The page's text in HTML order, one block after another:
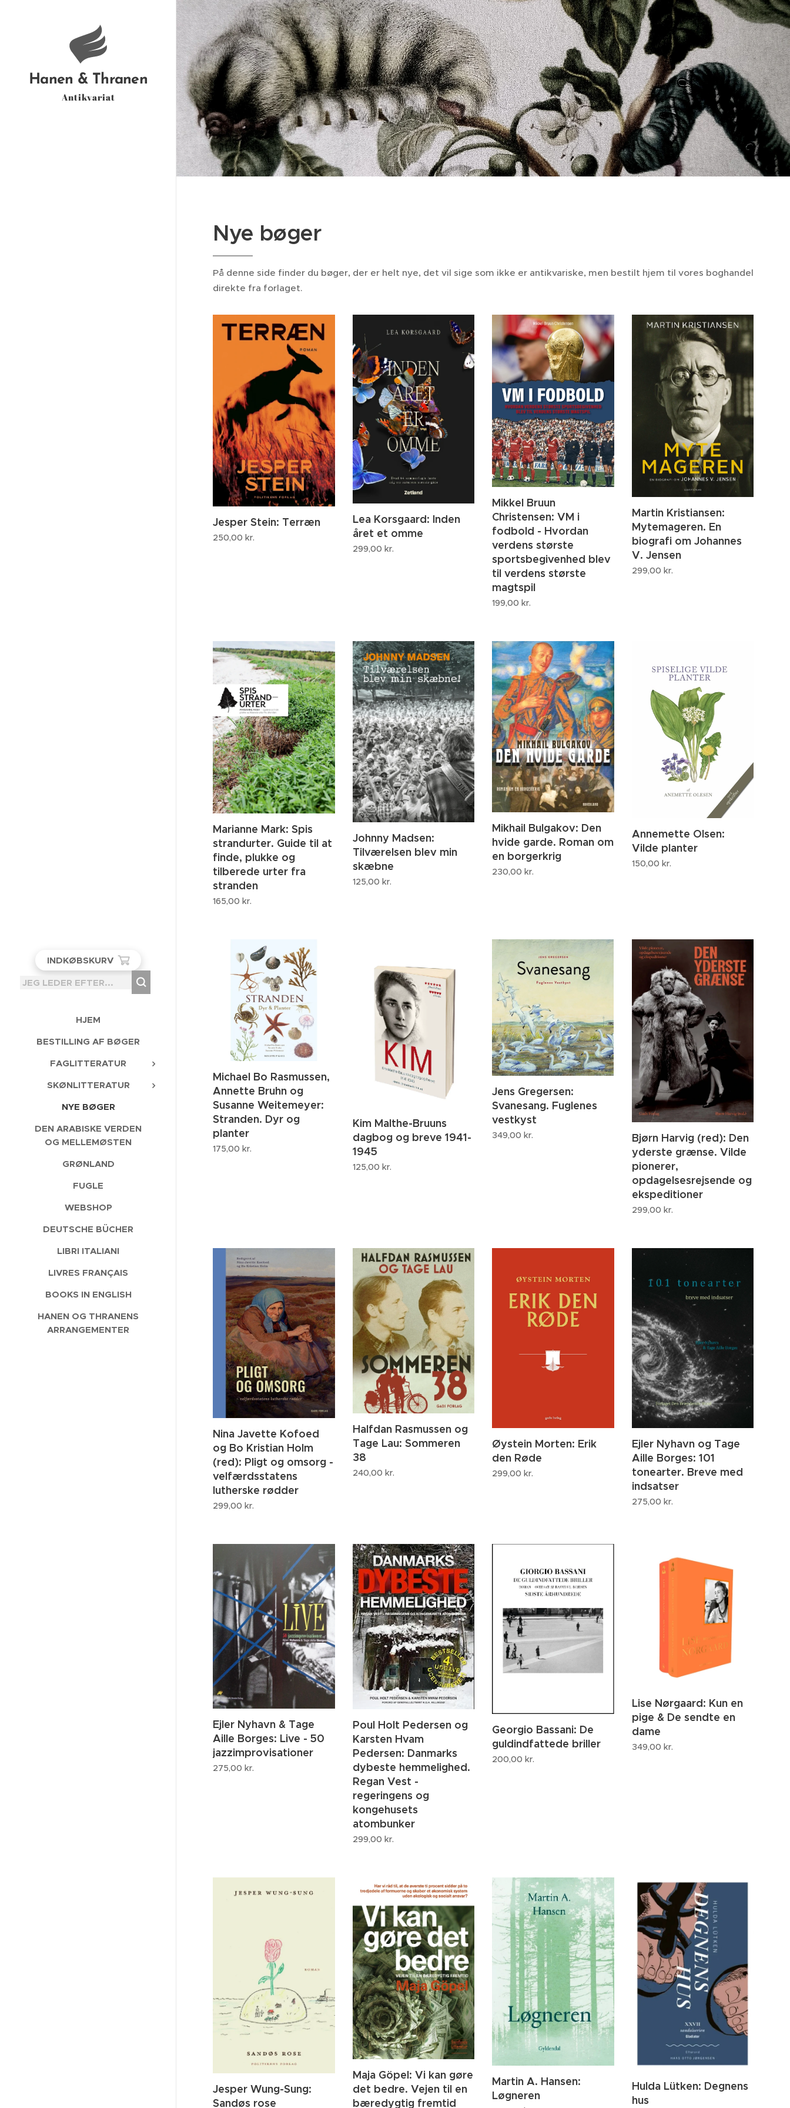
Hanen & Thranen
Antikvariat
INDKØBSKURV
HJEM
BESTILLING AF BØGER
FAGLITTERATUR
SKØNLITTERATUR
NYE BØGER
DEN ARABISKE VERDEN
OG MELLEMØSTEN
GRØNLAND
FUGLE
WEBSHOP
DEUTSCHE BÜCHER
LIBRI ITALIANI
LIVRES FRANÇAIS
BOOKS IN ENGLISH
HANEN OG THRANENS
ARRANGEMENTER
Nye bøger
På denne side finder du bøger, der er helt nye, det vil sige som ikke er antikvariske, men bestilt hjem til vores boghandel
direkte fra forlaget.
Jesper Stein: Terræn
250,00 kr.
Lea Korsgaard: Inden
året et omme
299,00 kr.
Mikkel Bruun
Christensen: VM i
fodbold - Hvordan
verdens største
sportsbegivenhed blev
til verdens største
magtspil
199,00 kr.
Martin Kristiansen:
Mytemageren. En
biografi om Johannes
V. Jensen
299,00 kr.
Marianne Mark: Spis
strandurter. Guide til at
finde, plukke og
tilberede urter fra
stranden
165,00 kr.
Johnny Madsen:
Tilværelsen blev min
skæbne
125,00 kr.
Mikhail Bulgakov: Den
hvide garde. Roman om
en borgerkrig
230,00 kr.
Annemette Olsen:
Vilde planter
150,00 kr.
Michael Bo Rasmussen,
Annette Bruhn og
Susanne Weitemeyer:
Stranden. Dyr og
planter
175,00 kr.
Kim Malthe-Bruuns
dagbog og breve 1941-
1945
125,00 kr.
Jens Gregersen:
Svanesang. Fuglenes
vestkyst
349,00 kr.
Bjørn Harvig (red): Den
yderste grænse. Vilde
pionerer,
opdagelsesrejsende og
ekspeditioner
299,00 kr.
Nina Javette Kofoed
og Bo Kristian Holm
(red): Pligt og omsorg -
velfærdsstatens
lutherske rødder
299,00 kr.
Halfdan Rasmussen og
Tage Lau: Sommeren
38
240,00 kr.
Øystein Morten: Erik
den Røde
299,00 kr.
Ejler Nyhavn og Tage
Aille Borges: 101
tonearter. Breve med
indsatser
275,00 kr.
Ejler Nyhavn & Tage
Aille Borges: Live - 50
jazzimprovisationer
275,00 kr.
Poul Holt Pedersen og
Karsten Hvam
Pedersen: Danmarks
dybeste hemmelighed.
Regan Vest -
regeringens og
kongehusets
atombunker
299,00 kr.
Georgio Bassani: De
guldindfattede briller
200,00 kr.
Lise Nørgaard: Kun en
pige & De sendte en
dame
349,00 kr.
Jesper Wung-Sung:
Sandøs rose
Maja Göpel: Vi kan gøre
det bedre. Vejen til en
bæredygtig fremtid
Martin A. Hansen:
Løgneren
Hulda Lütken: Degnens
hus